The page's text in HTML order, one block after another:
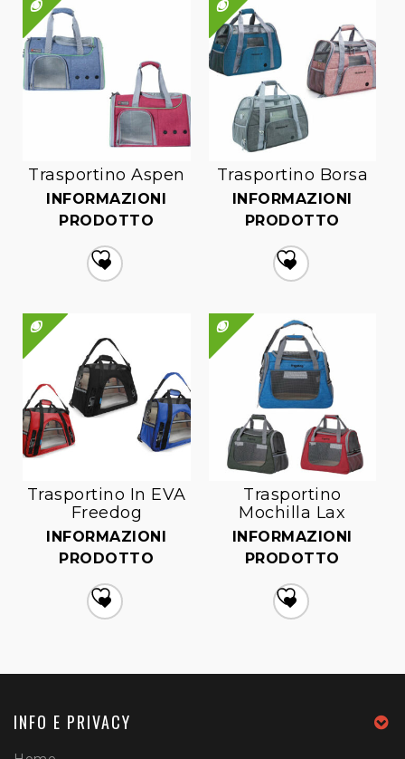
Trasportino Aspen
INFORMAZIONI
PRODOTTO
Trasportino Borsa
INFORMAZIONI
PRODOTTO
QUICK VIEW
Trasportino In EVA
Freedog
INFORMAZIONI
PRODOTTO
QUICK VIEW
Trasportino
Mochilla Lax
INFORMAZIONI
PRODOTTO
INFO E PRIVACY